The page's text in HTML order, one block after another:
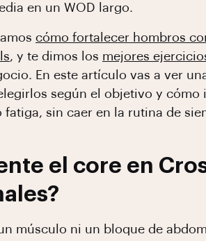
en un WOD largo.
cómo fortalecer hombros
, y te dimos los mejores
En este artículo vas a ver
según el objetivo y
sin caer en la rutina de
el core en
músculo ni un bloque de